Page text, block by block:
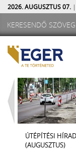
2026. AUGUSZTUS 07.
ÚTÉPÍTÉSI
(AUGUSZTUS)